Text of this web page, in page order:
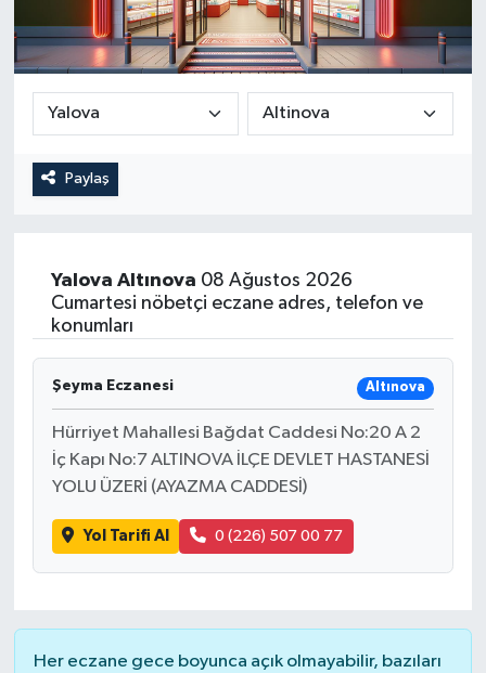
Paylaş
Yalova Altınova 08 Ağustos 2026
Cumartesi nöbetçi eczane adres, telefon ve
konumları
Şeyma Eczanesi Altınova
Hürriyet Mahallesi Bağdat Caddesi No:20 A 2
İç Kapı No:7 ALTINOVA İLÇE DEVLET HASTANESİ
YOLU ÜZERİ (AYAZMA CADDESİ)
Yol Tarifi Al 0 (226) 507 00 77
Her eczane gece boyunca açık olmayabilir, bazıları